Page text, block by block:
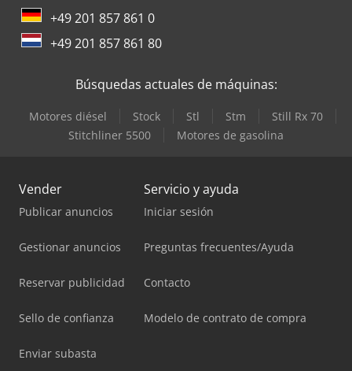
+49 201 857 861 0
+49 201 857 861 80
Búsquedas actuales de máquinas:
Motores diésel Stock Stl Stm
Still Rx 70
Stitchliner 5500
Motores de gasolina
Vender
Publicar anuncios
Gestionar anuncios
Reservar publicidad
Sello de confianza
Enviar subasta
Servicio y ayuda
Iniciar sesión
Preguntas frecuentes/Ayuda
Contacto
Modelo de contrato de compra